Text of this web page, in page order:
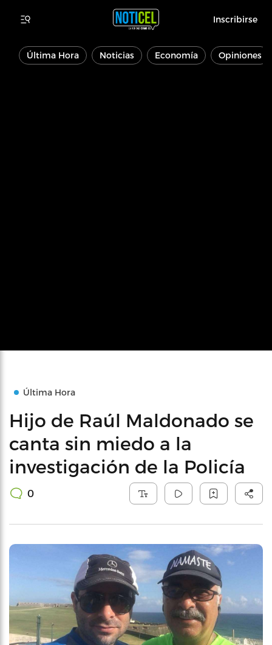
Inscribirse
Última Hora Noticias Economía Opiniones
Última Hora
Hijo de Raúl Maldonado se
canta sin miedo a la
investigación de la Policía
0